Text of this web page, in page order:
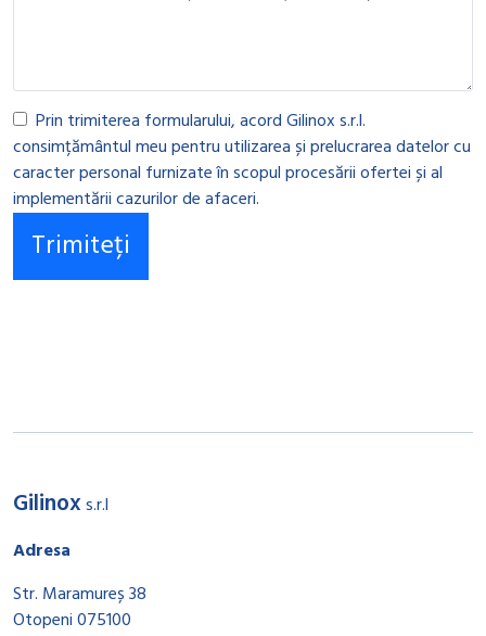
Prin trimiterea formularului, acord Gilinox s.r.l.
consimțământul meu pentru utilizarea și prelucrarea datelor cu
caracter personal furnizate în scopul procesării ofertei și al
implementării cazurilor de afaceri.
Gilinoxs.r.l
Adresa
Str. Maramureș 38
Otopeni 075100